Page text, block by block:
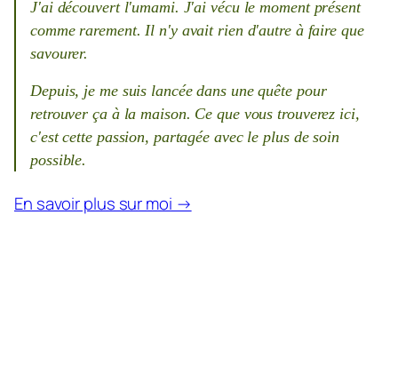
J'ai découvert l'umami. J'ai vécu le moment présent
comme rarement. Il n'y avait rien d'autre à faire que
savourer.
Depuis, je me suis lancée dans une quête pour
retrouver ça à la maison. Ce que vous trouverez ici,
c'est cette passion, partagée avec le plus de soin
possible.
En savoir plus sur moi →